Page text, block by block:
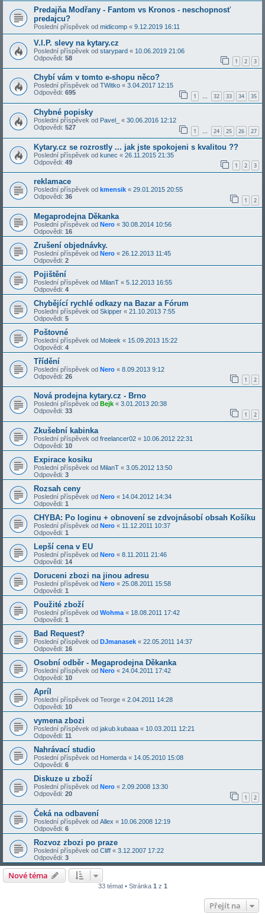
Predajňa Modřany - Fantom vs Kronos - neschopnosť
predajcu?
Poslední příspěvek od midicomp « 9.12.2019 16:11
V.I.P. slevy na kytary.cz
Poslední příspěvek od starypard « 10.06.2019 21:06
Odpovědi: 58 1 2 3
Chybí vám v tomto e-shopu něco?
Poslední příspěvek od TWitko « 3.04.2017 12:15
Odpovědi: 695 1 … 32 33 34 35
Chybné popisky
Poslední příspěvek od Pavel_ « 30.06.2016 12:12
Odpovědi: 527 1 … 24 25 26 27
Kytary.cz se rozrostly ... jak jste spokojeni s kvalitou ??
Poslední příspěvek od kunec « 26.11.2015 21:35
Odpovědi: 49 1 2 3
reklamace
Poslední příspěvek od kmensik « 29.01.2015 20:55
Odpovědi: 36 1 2
Megaprodejna Děkanka
Poslední příspěvek od Nero « 30.08.2014 10:56
Odpovědi: 16
Zrušení objednávky.
Poslední příspěvek od Nero « 26.12.2013 11:45
Odpovědi: 2
Pojištění
Poslední příspěvek od MilanT « 5.12.2013 16:55
Odpovědi: 4
Chybějící rychlé odkazy na Bazar a Fórum
Poslední příspěvek od Skipper « 21.10.2013 7:55
Odpovědi: 5
Poštovné
Poslední příspěvek od Moleek « 15.09.2013 15:22
Odpovědi: 4
Třídění
Poslední příspěvek od Nero « 8.09.2013 9:12
Odpovědi: 26 1 2
Nová prodejna kytary.cz - Brno
Poslední příspěvek od Bejk « 3.01.2013 20:38
Odpovědi: 33 1 2
Zkušební kabinka
Poslední příspěvek od freelancer02 « 10.06.2012 22:31
Odpovědi: 10
Expirace kosiku
Poslední příspěvek od MilanT « 3.05.2012 13:50
Odpovědi: 3
Rozsah ceny
Poslední příspěvek od Nero « 14.04.2012 14:34
Odpovědi: 1
CHYBA: Po loginu + obnovení se zdvojnásobí obsah Košíku
Poslední příspěvek od Nero « 11.12.2011 10:37
Odpovědi: 1
Lepší cena v EU
Poslední příspěvek od Nero « 8.11.2011 21:46
Odpovědi: 14
Doruceni zbozi na jinou adresu
Poslední příspěvek od Nero « 25.08.2011 15:58
Odpovědi: 1
Použité zboží
Poslední příspěvek od Wohma « 18.08.2011 17:42
Odpovědi: 1
Bad Request?
Poslední příspěvek od DJmanasek « 22.05.2011 14:37
Odpovědi: 16
Osobní odběr - Megaprodejna Děkanka
Poslední příspěvek od Nero « 24.04.2011 17:42
Odpovědi: 10
Apríl
Poslední příspěvek od Teorge « 2.04.2011 14:28
Odpovědi: 10
vymena zbozi
Poslední příspěvek od jakub.kubaaa « 10.03.2011 12:21
Odpovědi: 11
Nahrávací studio
Poslední příspěvek od Homerda « 14.05.2010 15:08
Odpovědi: 6
Diskuze u zboží
Poslední příspěvek od Nero « 2.09.2008 13:30
Odpovědi: 20 1 2
Čeká na odbavení
Poslední příspěvek od Allex « 10.06.2008 12:19
Odpovědi: 6
Rozvoz zbozi po praze
Poslední příspěvek od Cliff « 3.12.2007 17:22
Odpovědi: 3
Nové téma
33 témat • Stránka 1 z 1
Přejít na